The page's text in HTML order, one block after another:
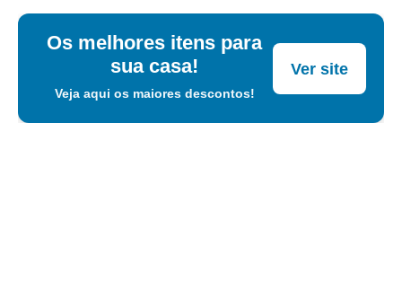
Os melhores itens para
sua casa!
Veja aqui os maiores descontos!
Ver site